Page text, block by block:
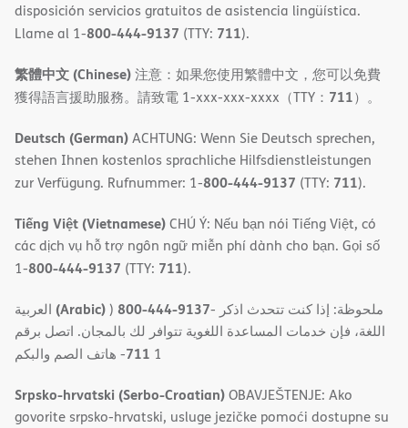
disposición servicios gratuitos de asistencia lingüística.
Llame al 1-800-444-9137 (TTY: 711).
繁體中文 (Chinese)注意：如果您使用繁體中文，您可以免費
獲得語言援助服務。請致電 1-xxx-xxx-xxxx（TTY： 711）。
Deutsch (German)ACHTUNG: Wenn Sie Deutsch sprechen,
stehen Ihnen kostenlos sprachliche Hilfsdienstleistungen
zur Verfügung. Rufnummer: 1-800-444-9137 (TTY: 711).
Tiếng Việt (Vietnamese)CHÚ Ý: Nếu bạn nói Tiếng Việt, có
các dịch vụ hỗ trợ ngôn ngữ miễn phí dành cho bạn. Gọi số
1-800-444-9137 (TTY: 711).
(Arabic)) 800-444-9137- ملحوظة: إذا كنت تتحدث اذكر
اللغة، فإن خدمات المساعدة اللغویة تتوافر لك بالمجان. اتصل برقم
1
711- ھاتف الصم والبكم
Srpsko-hrvatski (Serbo-Croatian)OBAVJEŠTENJE: Ako
govorite srpsko-hrvatski, usluge jezičke pomoći dostupne su